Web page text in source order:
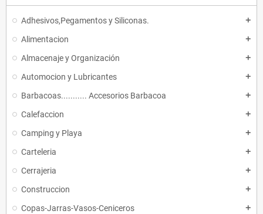
Adhesivos,Pegamentos y Siliconas. add
Alimentacion add
Almacenaje y Organización add
Automocion y Lubricantes add
Barbacoas........... Accesorios Barbacoa add
Calefaccion add
Camping y Playa add
Carteleria add
Cerrajeria add
Construccion add
Copas-Jarras-Vasos-Ceniceros add